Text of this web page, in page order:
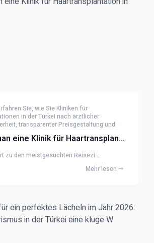
Sie, wie Sie Kliniken für
in der Türkei nach ärztlicher
transparenter Preisgestaltung und
Wie wählt man eine Klinik für Haartransplantation in der Türkei?
zu den meistgesuchten Reisezi...
Mehr lesen